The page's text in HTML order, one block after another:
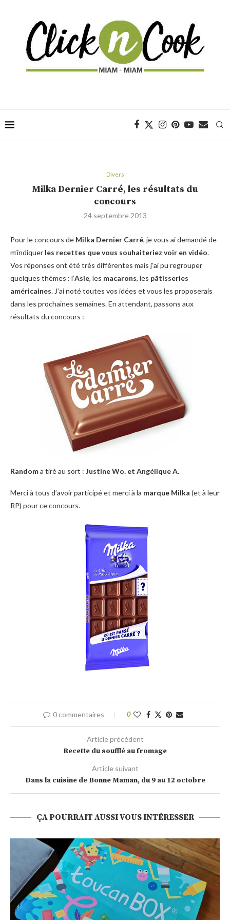
Divers
Milka Dernier Carré, les résultats du
concours
24 septembre 2013
Pour le concours de Milka Dernier Carré, je vous ai demandé de
m’indiquer les recettes que vous souhaiteriez voir en vidéo.
Vos réponses ont été très différentes mais j’ai pu regrouper
quelques thèmes : l’Asie, les macarons, les pâtisseries
américaines. J’ai noté toutes vos idées et vous les proposerais
dans les prochaines semaines. En attendant, passons aux
résultats du concours :
Randoma tiré au sort : Justine Wo. et Angélique A.
Merci à tous d’avoir participé et merci à la marque Milka (et à leur
RP) pour ce concours.
0 commentaires 0
Article précédent
Recette du soufflé au fromage
Article suivant
Dans la cuisine de Bonne Maman, du 9 au 12 octobre
ÇA POURRAIT AUSSI VOUS INTÉRESSER